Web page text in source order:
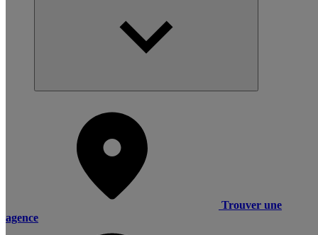
Trouver une
agence